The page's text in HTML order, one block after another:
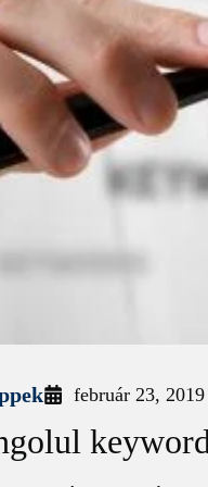
február 23, 2019